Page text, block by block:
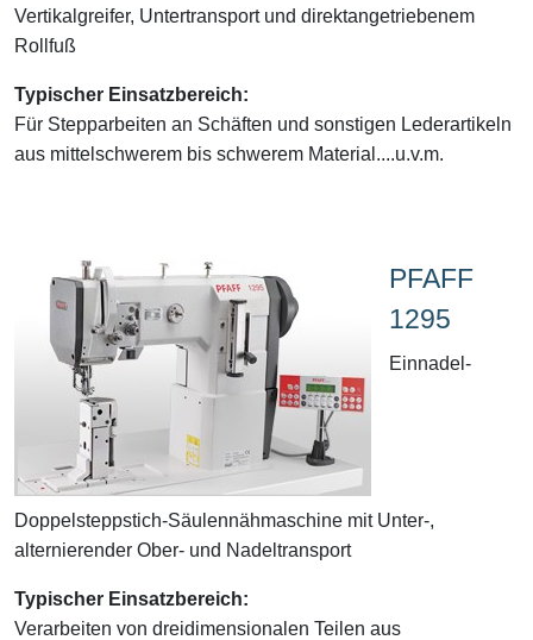
Vertikalgreifer, Untertransport und direktangetriebenem
Rollfuß
Typischer Einsatzbereich:
Für Stepparbeiten an Schäften und sonstigen Lederartikeln
aus mittelschwerem bis schwerem Material....u.v.m.
PFAFF
1295
Einnadel-
Doppelsteppstich-Säulennähmaschine mit Unter-,
alternierender Ober- und Nadeltransport
Typischer Einsatzbereich:
Verarbeiten von dreidimensionalen Teilen aus